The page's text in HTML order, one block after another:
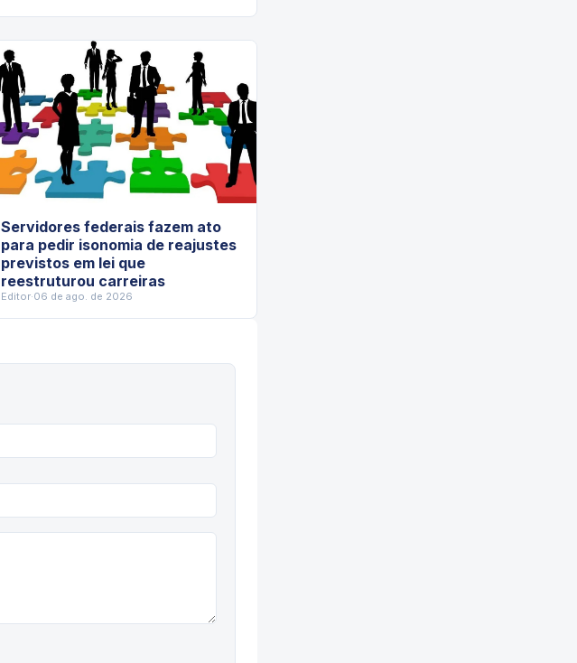
Servidores federais fazem ato
para pedir isonomia de reajustes
previstos em lei que
reestruturou carreiras
Editor·06 de ago. de 2026